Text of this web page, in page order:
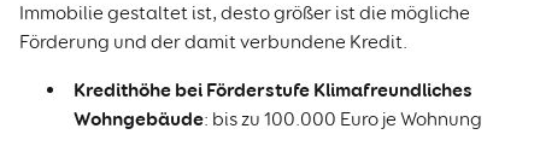
Immobilie gestaltet ist, desto größer ist die mögliche
Förderung und der damit verbundene Kredit.
Kredithöhe bei Förderstufe Klimafreundliches
Wohngebäude: bis zu 100.000 Euro je Wohnung